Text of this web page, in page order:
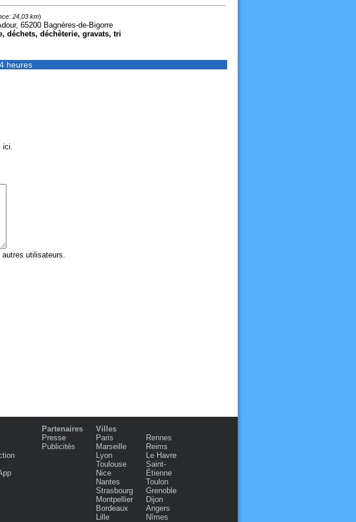
24,03 km)
65200 Bagnères-de-Bigorre
déchets, déchèterie, gravats, tri
heures
ici.
utilisateurs.
Partenaires
Presse
Publicités
Villes
Paris
Marseille
Lyon
Toulouse
Nice
Nantes
Strasbourg
Montpellier
Bordeaux
Lille
Rennes
Reims
Le Havre
Saint-
Étienne
Toulon
Grenoble
Dijon
Angers
Nîmes